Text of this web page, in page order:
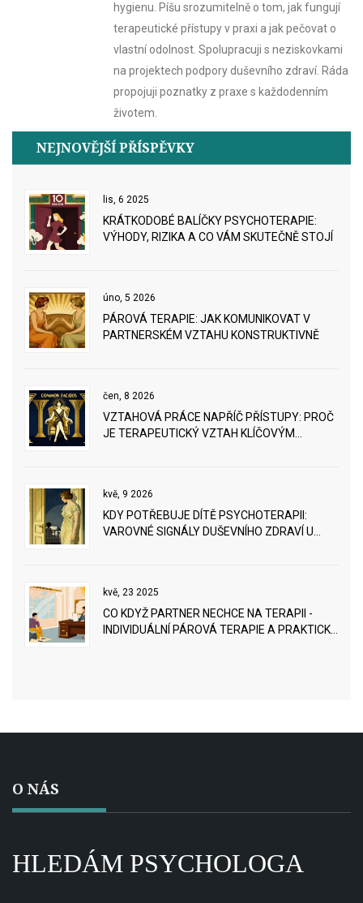
hygienu. Píšu srozumitelně o tom, jak fungují
terapeutické přístupy v praxi a jak pečovat o
vlastní odolnost. Spolupracuji s neziskovkami
na projektech podpory duševního zdraví. Ráda
propojuji poznatky z praxe s každodenním
životem.
NEJNOVĚJŠÍ PŘÍSPĚVKY
lis, 6 2025
KRÁTKODOBÉ BALÍČKY PSYCHOTERAPIE:
VÝHODY, RIZIKA A CO VÁM SKUTEČNĚ STOJÍ
úno, 5 2026
PÁROVÁ TERAPIE: JAK KOMUNIKOVAT V
PARTNERSKÉM VZTAHU KONSTRUKTIVNĚ
čen, 8 2026
VZTAHOVÁ PRÁCE NAPŘÍČ PŘÍSTUPY: PROČ
JE TERAPEUTICKÝ VZTAH KLÍČOVÝM
kvě, 9 2026
KDY POTŘEBUJE DÍTĚ PSYCHOTERAPII:
VAROVNÉ SIGNÁLY DUŠEVNÍHO ZDRAVÍ U
kvě, 23 2025
CO KDYŽ PARTNER NECHCE NA TERAPII -
INDIVIDUÁLNÍ PÁROVÁ TERAPIE A PRAKTICKÉ
O NÁS
HLEDÁM PSYCHOLOGA